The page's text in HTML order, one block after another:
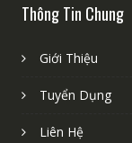
Thông Tin Chung
Giới Thiệu
Tuyển Dụng
Liên Hệ